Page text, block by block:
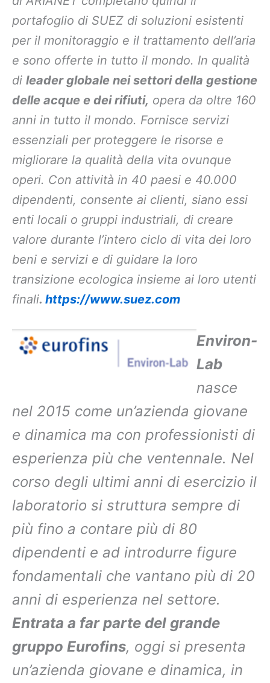
portafoglio di SUEZ di soluzioni esistenti
per il monitoraggio e il trattamento dell’aria
e sono offerte in tutto il mondo. In qualità
di leader globale nei settori della gestione
delle acque e dei rifiuti, opera da oltre 160
anni in tutto il mondo. Fornisce servizi
essenziali per proteggere le risorse e
migliorare la qualità della vita ovunque
operi. Con attività in 40 paesi e 40.000
dipendenti, consente ai clienti, siano essi
enti locali o gruppi industriali, di creare
valore durante l’intero ciclo di vita dei loro
beni e servizi e di guidare la loro
transizione ecologica insieme ai loro utenti
finali. https://www.suez.com
Environ-
Lab
nasce
nel 2015 come un’azienda giovane
e dinamica ma con professionisti di
esperienza più che ventennale. Nel
corso degli ultimi anni di esercizio il
laboratorio si struttura sempre di
più fino a contare più di 80
dipendenti e ad introdurre figure
fondamentali che vantano più di 20
anni di esperienza nel settore.
Entrata a far parte del grande
gruppo Eurofins, oggi si presenta
un’azienda giovane e dinamica, in